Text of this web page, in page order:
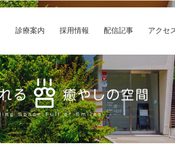
診療案内 採用情報 配信記事 アクセ